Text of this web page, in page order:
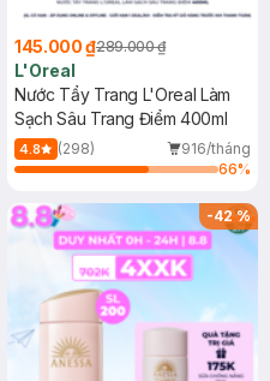
145.000 ₫289.000 ₫
L'Oreal
Nước Tẩy Trang L'Oreal Làm
Sạch Sâu Trang Điểm 400ml
4.8 (298)
916/tháng
66%
-42%